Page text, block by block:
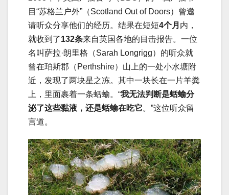
目“苏格兰户外”（Scotland Out of Doors）曾邀
请听众分享他们的经历。结果在短短4个月 内，
就收到了132条来自英国各地的目击报告。一位
名叫萨拉·朗里格（Sarah Longrigg）的听众就
曾在珀斯郡（Perthshire）山上的一处小水塘附
近，发现了两块星之冻。其中一块长在一片羊粪
上，里面裹着一条蛞蝓。“我无法判断是蛞蝓分
泌了这些黏液，还是蛞蝓在吃它。”这位听众留
言道。